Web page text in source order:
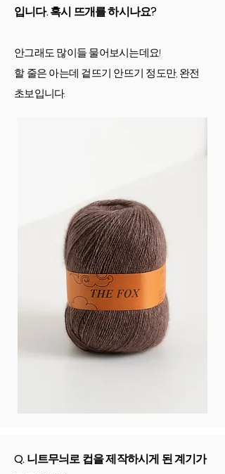
입니다. 혹시 뜨개를 하시나요?
안그래도 많이들 물어보시는데요!
할 줄은 아는데 겉뜨기 안뜨기 정도만, 완전
초보입니다.
Q. 니트무늬로 컵을 제작하시게 된 계기가